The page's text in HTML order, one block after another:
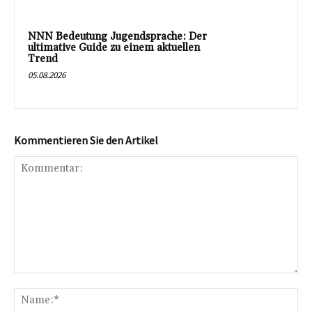
NNN Bedeutung Jugendsprache: Der
ultimative Guide zu einem aktuellen
Trend
05.08.2026
Kommentieren Sie den Artikel